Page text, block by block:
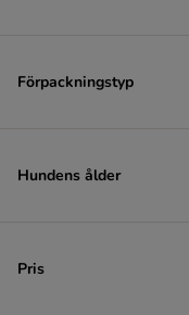
Förpackningstyp
Hundens ålder
Pris